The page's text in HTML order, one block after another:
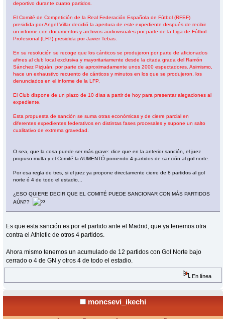
deportivo durante cuatro partidos.
El Comité de Competición de la Real Federación Española de Fútbol (RFEF)
presidida por Angel Villar decidió la apertura de este expediente después de recibir
un informe con documentos y archivos audiovisuales por parte de la Liga de Fútbol
Profesional (LFP) presidida por Javier Tebas.‎
En su resolución se recoge que los cánticos se produjeron por parte de aficionados
afines al club local exclusiva y mayoritariamente desde la citada grada del Ramón
Sánchez Pizjuán, por parte de aproximadamente unos 2000 espectadores. Asimismo,
hace un exhaustivo recuento de cánticos y minutos en los que se produjeron, los
denunciados en el informe de la LFP.
El Club dispone de un plazo de 10 días a partir de hoy para presentar alegaciones al
expediente.
Esta propuesta de sanción se suma otras económicas y de cierre parcial‎ en
diferentes expedientes federativos en distintas fases procesales y supone un salto
cualitativo de extrema gravedad.
O sea, que la cosa puede ser más grave: dice que en la anterior sanción, el juez
propuso multa y el Comité la AUMENTÓ poniendo 4 partidos de sanción al gol norte.
Por esa regla de tres, si el juez ya propone directamente cierre de 8 partidos al gol
norte ó 4 de todo el estadio...
¿ESO QUIERE DECIR QUE EL COMITÉ PUEDE SANCIONAR CON MÁS PARTIDOS
AÚN??
Es que esta sanción es por el partido ante el Madrid, que ya tenemos otra
contra el Athletic de otros 4 partidos.
Ahora mismo tenemos un acumulado de 12 partidos con Gol Norte bajo
cerrado o 4 de GN y otros 4 de todo el estadio.
En línea
moncsevi_ikechi